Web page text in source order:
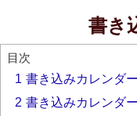
書き
目次
1 書き込みカレンダ
2 書き込みカレンダ